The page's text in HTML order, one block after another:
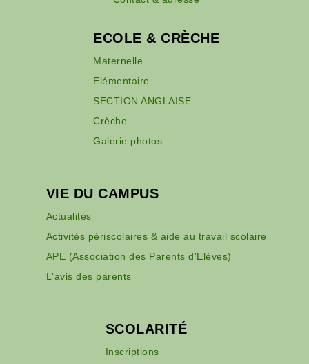
ECOLE & CRÈCHE
Maternelle
Elémentaire
SECTION ANGLAISE
Crèche
Galerie photos
VIE DU CAMPUS
Actualités
Activités périscolaires & aide au travail scolaire
APE (Association des Parents d'Elèves)
L'avis des parents
SCOLARITÉ
Inscriptions